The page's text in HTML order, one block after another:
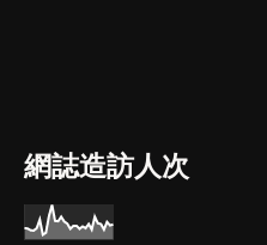
網誌造訪人次